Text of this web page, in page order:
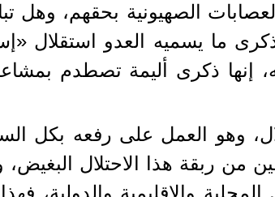
الصهيونية بحقهم، وهل
ما يسميه العدو استقلال
إنها ذكرى أليمة تصطدم
وهو العمل على رفعه بكل
من ربقة هذا الاحتلال